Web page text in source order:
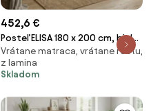
452,6 €
Posteľ ELISA 180 x 200 cm, biela
Rošt: S lamelovým roštom,
Matrac: Matrac COCO MAXI 20
cm
Vrátane matraca, vrátane roštu,
z lamina
Skladom